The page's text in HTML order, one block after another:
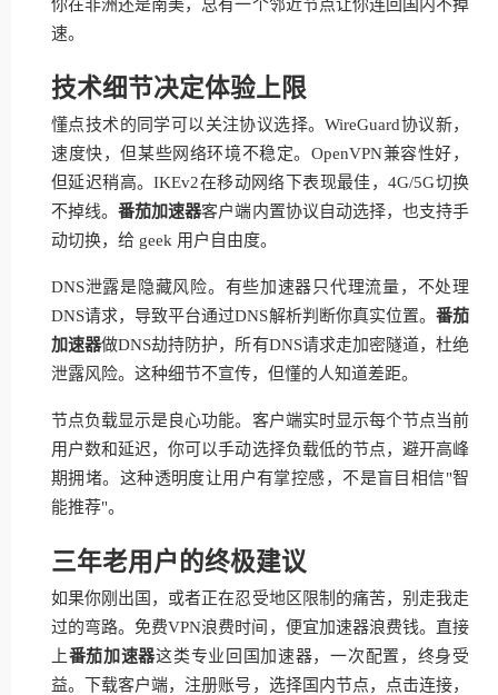
你在非洲还是南美，总有一个邻近节点让你连回国内不掉
速。
技术细节决定体验上限
懂点技术的同学可以关注协议选择。WireGuard协议新，
速度快，但某些网络环境不稳定。OpenVPN兼容性好，
但延迟稍高。IKEv2在移动网络下表现最佳，4G/5G切换
不掉线。番茄加速器客户端内置协议自动选择，也支持手
动切换，给 geek 用户自由度。
DNS泄露是隐藏风险。有些加速器只代理流量，不处理
DNS请求，导致平台通过DNS解析判断你真实位置。 番茄
加速器做DNS劫持防护，所有DNS请求走加密隧道，杜绝
泄露风险。这种细节不宣传，但懂的人知道差距。
节点负载显示是良心功能。客户端实时显示每个节点当前
用户数和延迟，你可以手动选择负载低的节点，避开高峰
期拥堵。这种透明度让用户有掌控感，不是盲目相信"智
能推荐"。
三年老用户的终极建议
如果你刚出国，或者正在忍受地区限制的痛苦，别走我走
过的弯路。免费VPN浪费时间，便宜加速器浪费钱。直接
上番茄加速器这类专业回国加速器，一次配置，终身受
益。下载客户端，注册账号，选择国内节点，点击连接，